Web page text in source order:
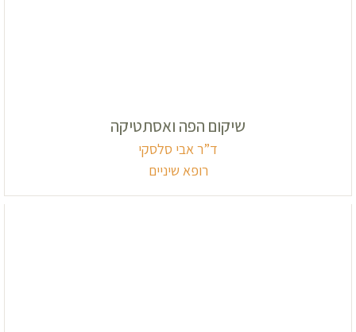
שיקום הפה ואסתטיקה
ד”ר אבי סלסקי
רופא שיניים